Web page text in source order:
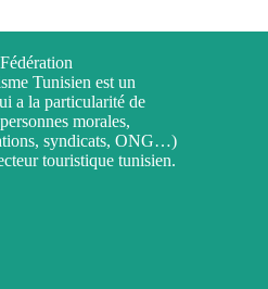
Tunisien est un
a la particularité de
morales,
syndicats, ONG…)
touristique tunisien.